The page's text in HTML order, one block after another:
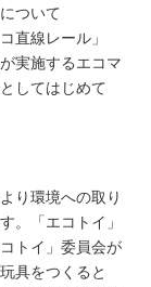
ついて
直線レール」
実施するエコマ
してはじめて
り環境への取り
。「エコトイ」
トイ」委員会が
具をつくると